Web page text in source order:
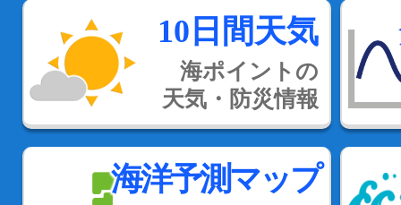
10日間天気
海ポイントの
天気・防災情報
海洋予測マップ